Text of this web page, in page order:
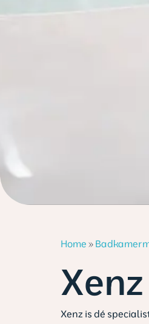
Home »
Xenz
Xenz is dé